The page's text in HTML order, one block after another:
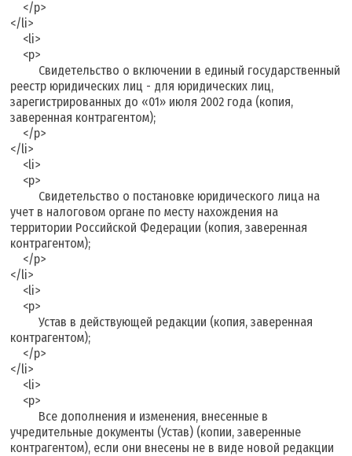
</p>
</li>
<li>
<p>
Свидетельство о включении в единый государственный
реестр юридических лиц - для юридических лиц,
зарегистрированных до «01» июля 2002 года (копия,
заверенная контрагентом);
</p>
</li>
<li>
<p>
Свидетельство о постановке юридического лица на
учет в налоговом органе по месту нахождения на
территории Российской Федерации (копия, заверенная
контрагентом);
</p>
</li>
<li>
<p>
Устав в действующей редакции (копия, заверенная
контрагентом);
</p>
</li>
<li>
<p>
Все дополнения и изменения, внесенные в
учредительные документы (Устав) (копии, заверенные
контрагентом), если они внесены не в виде новой редакции